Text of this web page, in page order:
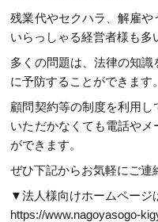
残業代やセクハラ、解雇
いらっしゃる経営者様も多
多くの問題は、法律の知
に予防することができます。
顧問契約等の制度を利用
いただかなくても電話や
ができます。
ぜひ下記からお気軽にご連
▼法人様向けホームページ
https://www.nagoyasogo-